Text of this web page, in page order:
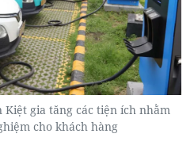
Kiệt gia tăng các tiện ích nhằm
cho khách hàng